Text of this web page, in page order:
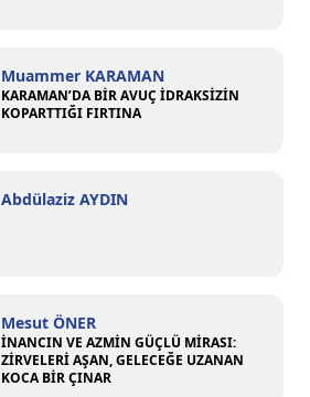
Muammer KARAMAN
KARAMAN’DA BİR AVUÇ İDRAKSİZİN
KOPARTTIĞI FIRTINA
Abdülaziz AYDIN
Mesut ÖNER
İNANCIN VE AZMİN GÜÇLÜ MİRASI:
ZİRVELERİ AŞAN, GELECEĞE UZANAN
KOCA BİR ÇINAR